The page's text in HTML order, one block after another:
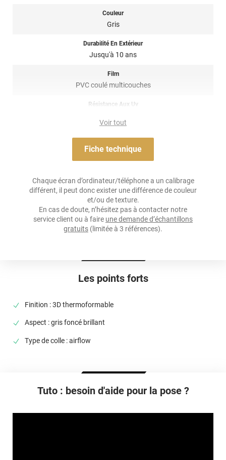
Les points forts
Finition : 3D thermoformable
Aspect : gris foncé brillant
Type de colle : airflow
ammoniaque, ni chlore, ni éther de glycol, ni détergents
Note importante : faire son choix entre un covering 2D ou 3D ?
film de covering
dire qu’il est thermoformable. Il est donc sensible à la chaleur
pose de covering sur tout type de surface, planes à très
exemple. Un doute ? N’hésitez pas à contacter notre équipe pour
Couleur
Gris
Durabilité En Extérieur
Jusqu'à 10 ans
Film
PVC coulé multicouches
Résistance Aux Uv
Acrylique solvant, sensible à la pression, repositionnable
Épaisseur
100 µ
Température D'application
Température D'utilisation
Voir tout
Fiche technique
Chaque écran d’ordinateur/téléphone a un calibrage
différent, il peut donc exister une différence de couleur
et/ou de texture.
En cas de doute, n’hésitez pas à contacter notre
service client ou à faire une demande d’échantillons
gratuits (limitée à 3 références).
Tuto : besoin d'aide pour la pose ?